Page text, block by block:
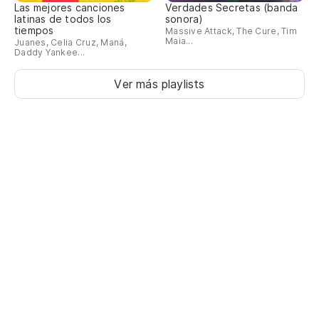
Las mejores canciones
latinas de todos los
tiempos
Juanes, Celia Cruz, Maná,
Daddy Yankee...
Verdades Secretas (banda
sonora)
Massive Attack, The Cure, Tim
Maia...
Ver más playlists